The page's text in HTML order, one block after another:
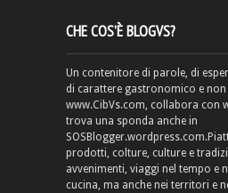
CHE COS’È BLOGVS?
Un contenitore di parole, di
di carattere gastronomico e
www.CibVs.com, collabora con
trova una sponda anche in
prodotti, colture, culture e
avvenimenti, viaggi nel tempo e
cucina, ma anche nei territori e